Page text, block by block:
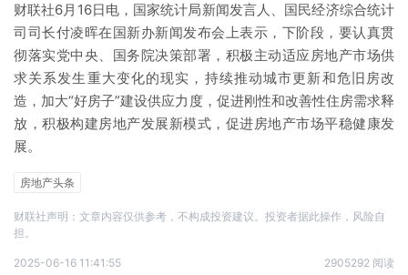
财联社6月16日电，国家统计局新闻发言人、国民经济综合统计
司司长付凌晖在国新办新闻发布会上表示，下阶段，要认真贯
彻落实党中央、国务院决策部署，积极主动适应房地产市场供
求关系发生重大变化的现实，持续推动城市更新和危旧房改
造，加大“好房子”建设供应力度，促进刚性和改善性住房需求释
放，积极构建房地产发展新模式，促进房地产市场平稳健康发
展。
房地产头条
财联社声明：文章内容仅供参考，不构成投资建议。投资者据此操作，风险自
担。
2025-06-16 11:41:55
2905292 阅读